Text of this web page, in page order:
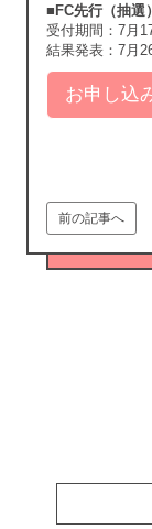
■FC先行（抽選）
受付期間：7月
結果発表：7月
お申し込
前の記事へ